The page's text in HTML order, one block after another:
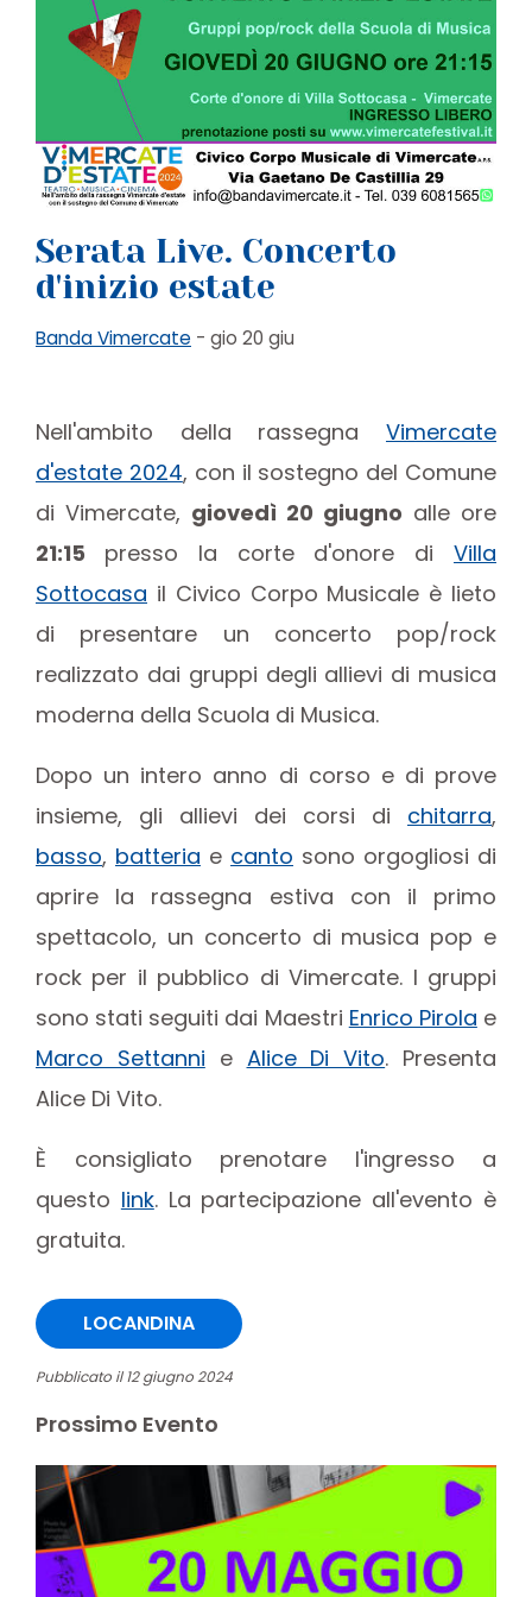
Serata Live. Concerto
d'inizio estate
Banda Vimercate - gio 20 giu
Nell'ambito della rassegna Vimercate
d'estate 2024, con il sostegno del Comune
di Vimercate, giovedì 20 giugno alle ore
21:15
presso la corte d'onore diVilla
Sottocasa il Civico Corpo Musicale è lieto
di presentare un concerto pop/rock
realizzato dai gruppi degli allievi di musica
moderna della Scuola di Musica.
Dopo un intero anno di corso e di prove
insieme, gli allievi dei corsi di chitarra,
basso, batteria e canto sono orgogliosi di
aprire la rassegna estiva con il primo
spettacolo, un concerto di musica pop e
rock per il pubblico di Vimercate. I gruppi
sono stati seguiti dai Maestri Enrico Pirola e
Marco Settanni e Alice Di Vito. Presenta
Alice Di Vito.
È consigliato prenotare l'ingresso a
questo link. La partecipazione all'evento è
gratuita.
LOCANDINA
Pubblicato il 12 giugno 2024
Prossimo Evento